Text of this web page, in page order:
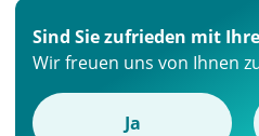
Sind Sie zufrieden mit
Wir freuen uns von Ihnen
Ja